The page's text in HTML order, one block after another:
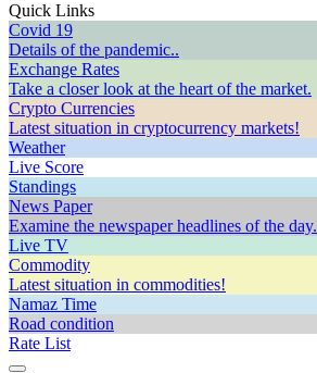
Quick Links
Covid 19
Details of the pandemic..
Exchange Rates
Take a closer look at the heart of the market.
Crypto Currencies
Latest situation in cryptocurrency markets!
Weather
Live Score
Standings
News Paper
Examine the newspaper headlines of the day.
Live TV
Commodity
Latest situation in commodities!
Namaz Time
Road condition
Rate List